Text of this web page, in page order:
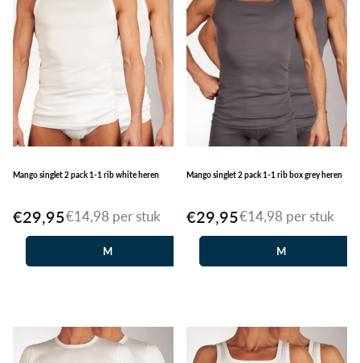
Mango singlet 2 pack 1-1 rib white heren
€29,95€14,98 per stuk
M L
Mango singlet 2 pack 1-1 rib box grey heren
€29,95€14,98 per stuk
M